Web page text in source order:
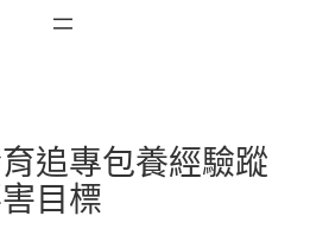
追專包養經驗蹤
目標